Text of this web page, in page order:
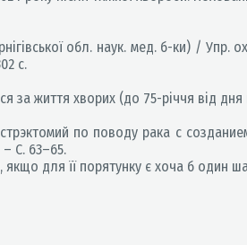
обл. наук. мед. б-ки) /
с.
за життя хворих (до 75-річчя від
по поводу рака с
С. 63–65.
для її порятунку є хоча б один